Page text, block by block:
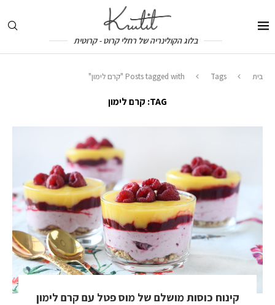
בלוג הקולינריה של רחלי קרוט - קרוטית
בית Tags Posts tagged with "קרם לימון"
TAG: קרם לימון
קינוח כוסות מושלם של מוס פטל עם קרם לימון